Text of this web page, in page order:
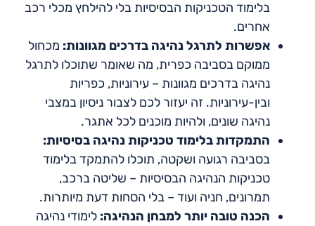
בלימוד הטכניקות הבסיסיות בלי להילחץ מכלי רכב
אחרים.
אפשרות לתרגל נהיגה בדרכים מגוונות: מכחול
ממוקם בסביבה כפרית, מה שאומר שתוכלו לתרגל
נהיגה בדרכים מגוונות – עירוניות, כפריות
ובין-עירוניות. זה יעזור לכם לצבור ניסיון במצבי
נהיגה שונים, ולהיות מוכנים לכל אתגר.
התמקדות בלימוד טכניקות נהיגה בסיסיות:
בסביבה רגועה ושקטה, תוכלו להתמקד בלימוד
טכניקות הנהיגה הבסיסיות – שליטה ברכב,
תמרונים, חניה ועוד – בלי הסחות דעת מיותרות.
הכנה טובה יותר למבחן הנהיגה: לימודי נהיגה